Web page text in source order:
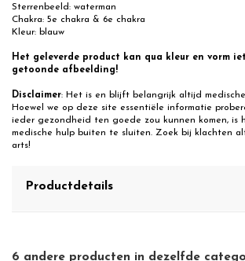
Sterrenbeeld: waterman
Chakra: 5e chakra & 6e chakra
Kleur: blauw
Het geleverde product kan qua kleur en vorm
getoonde afbeelding!
Disclaimer: Het is en blijft belangrijk altijd
Hoewel we op deze site essentiële informatie
ieder gezondheid ten goede zou kunnen komen, is
medische hulp buiten te sluiten. Zoek bij klachten
arts!
Productdetails
6 andere producten in dezelfde